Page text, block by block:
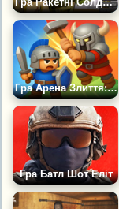
Гра Арена Злиття: Солдати
Гра Батл Шот Еліт